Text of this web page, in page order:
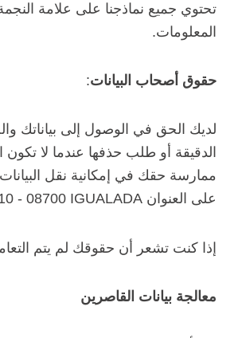
تحتوي جميع نماذجنا على علامة
المعلومات.
حقوق أصحاب البيانات:
لديك الحق في الوصول إلى بياناتك
الدقيقة أو طلب حذفها عندما لا
ممارسة حقك في إمكانية نقل
على العنوان C/ Alemanya, 10 - 08700 IGUALADA (برشلونة). البريد الإلكتروني: administracio@macasa.es
إذا كنت تشعر أن حقوقك لم يتم
معالجة بيانات القاصرين